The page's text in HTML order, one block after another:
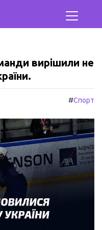
вирішили не
#Спорт